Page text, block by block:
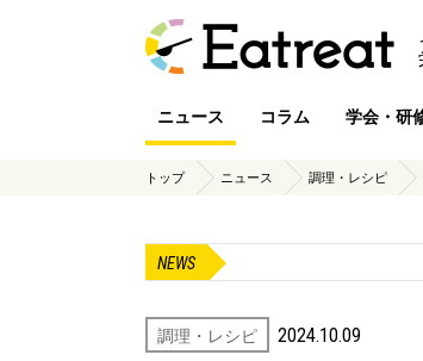
ニュース コラム 学会・研
トップ ニュース 調理・レシピ
NEWS
調理・レシピ 2024.10.09